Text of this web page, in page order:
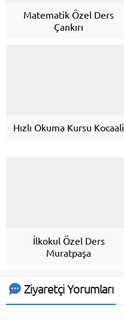
Matematik Özel Ders
Çankırı
Hızlı Okuma Kursu Kocaali
İlkokul Özel Ders
Muratpaşa
Ziyaretçi Yorumları